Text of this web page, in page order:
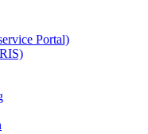
Portal)